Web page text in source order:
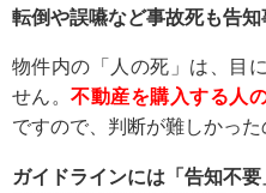
転倒や誤嚥など事故死も告
物件内の「人の死」は、目
せん。不動産を購入する人
ですので、判断が難しかった
ガイドラインには「告知不